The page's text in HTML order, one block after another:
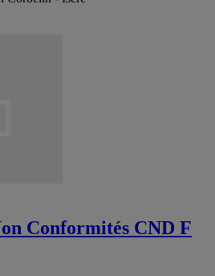
Conformités CND F